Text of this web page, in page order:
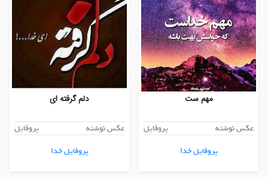
مهم ست
عکس نوشته
پروفایل
پروفایل خدا
دلم گرفته ای
عکس نوشته
پروفایل
پروفایل خدا